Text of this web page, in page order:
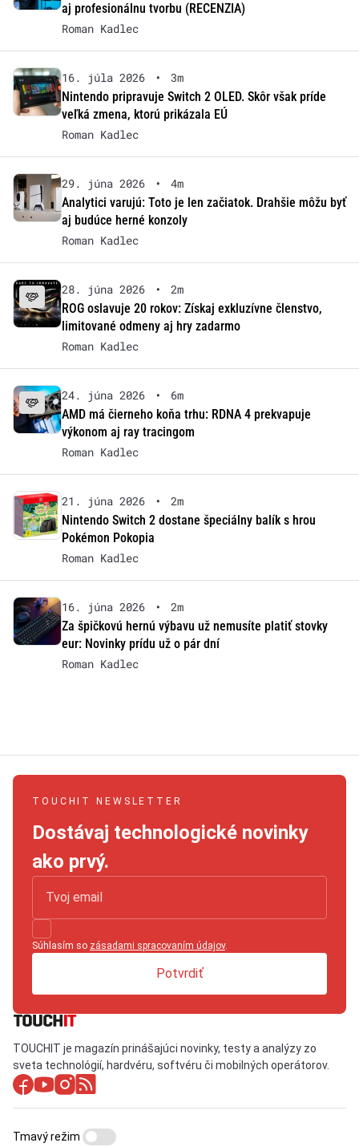
aj profesionálnu tvorbu (RECENZIA)
Roman Kadlec
16. júla 2026 •
3m
Nintendo pripravuje Switch 2 OLED. Skôr však príde
veľká zmena, ktorú prikázala EÚ
Roman Kadlec
29. júna 2026 •
4m
Analytici varujú: Toto je len začiatok. Drahšie môžu byť
aj budúce herné konzoly
Roman Kadlec
28. júna 2026 •
2m
ROG oslavuje 20 rokov: Získaj exkluzívne členstvo,
limitované odmeny aj hry zadarmo
Roman Kadlec
24. júna 2026 •
6m
AMD má čierneho koňa trhu: RDNA 4 prekvapuje
výkonom aj ray tracingom
Roman Kadlec
21. júna 2026 •
2m
Nintendo Switch 2 dostane špeciálny balík s hrou
Pokémon Pokopia
Roman Kadlec
16. júna 2026 •
2m
Za špičkovú hernú výbavu už nemusíte platiť stovky
eur: Novinky prídu už o pár dní
Roman Kadlec
TOUCHIT NEWSLETTER
Dostávaj technologické novinky
ako prvý.
Súhlasím so zásadami spracovaním údajov.
Potvrdiť
TOUCHIT je magazín prinášajúci novinky, testy a analýzy zo
sveta technológií, hardvéru, softvéru či mobilných operátorov.
Tmavý režim